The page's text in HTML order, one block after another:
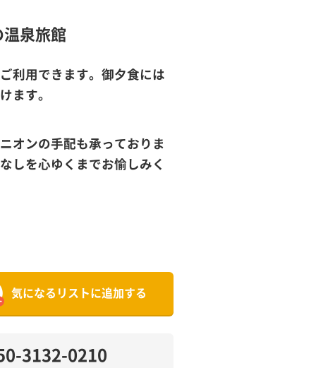
泉旅館
利用できます。御夕食には
ます。
オンの手配も承っておりま
しを心ゆくまでお愉しみく
気になるリストに追加する
3132-0210